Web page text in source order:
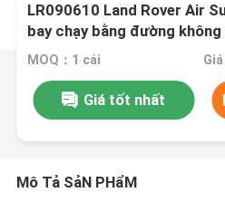
LR090610 Land Rover Air
bay chạy bằng đường không
MOQ：1 cái
Giá tốt nhất
Mô Tả SảN PHẩM